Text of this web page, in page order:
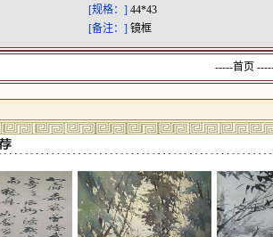
[规格：] 44*43
[备注：] 镜框
-----首页